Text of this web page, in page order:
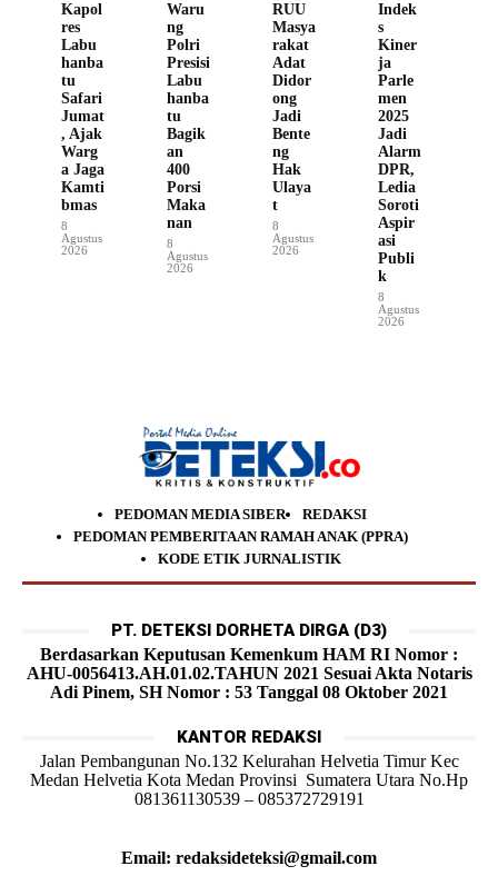
Kapol
res
Labu
hanba
tu
Safari
Jumat
, Ajak
Warg
a Jaga
Kamti
bmas
8
Agustus
2026
Waru
ng
Polri
Presisi
Labu
hanba
tu
Bagik
an
400
Porsi
Maka
nan
8
Agustus
2026
RUU
Masya
rakat
Adat
Didor
ong
Jadi
Bente
ng
Hak
Ulaya
t
8
Agustus
2026
Indek
s
Kiner
ja
Parle
men
2025
Jadi
Alarm
DPR,
Ledia
Soroti
Aspir
asi
Publi
k
8
Agustus
2026
PEDOMAN MEDIA SIBER
REDAKSI
PEDOMAN PEMBERITAAN RAMAH ANAK (PPRA)
KODE ETIK JURNALISTIK
PT. DETEKSI DORHETA DIRGA (D3)
Berdasarkan Keputusan Kemenkum HAM RI Nomor :
AHU-0056413.AH.01.02.TAHUN 2021 Sesuai Akta Notaris
Adi Pinem, SH Nomor : 53 Tanggal 08 Oktober 2021
KANTOR REDAKSI
Jalan Pembangunan No.132 Kelurahan Helvetia Timur Kec
Medan Helvetia Kota Medan Provinsi Sumatera Utara No.Hp
081361130539 – 085372729191
Email: redaksideteksi@gmail.com